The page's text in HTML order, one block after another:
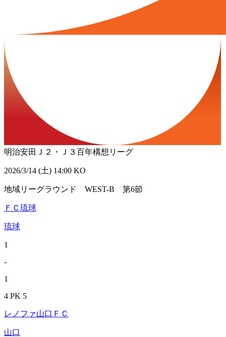
明治安田Ｊ２・Ｊ３百年構想リーグ
2026/3/14 (土) 14:00 KO
地域リーグラウンド WEST-B 第6節
ＦＣ琉球
琉球
1
-
1
4 PK 5
レノファ山口ＦＣ
山口